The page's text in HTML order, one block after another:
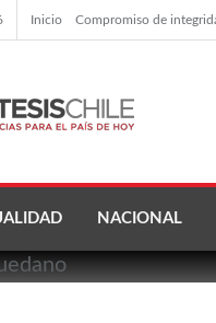
Inicio Compromiso de
NACIONAL